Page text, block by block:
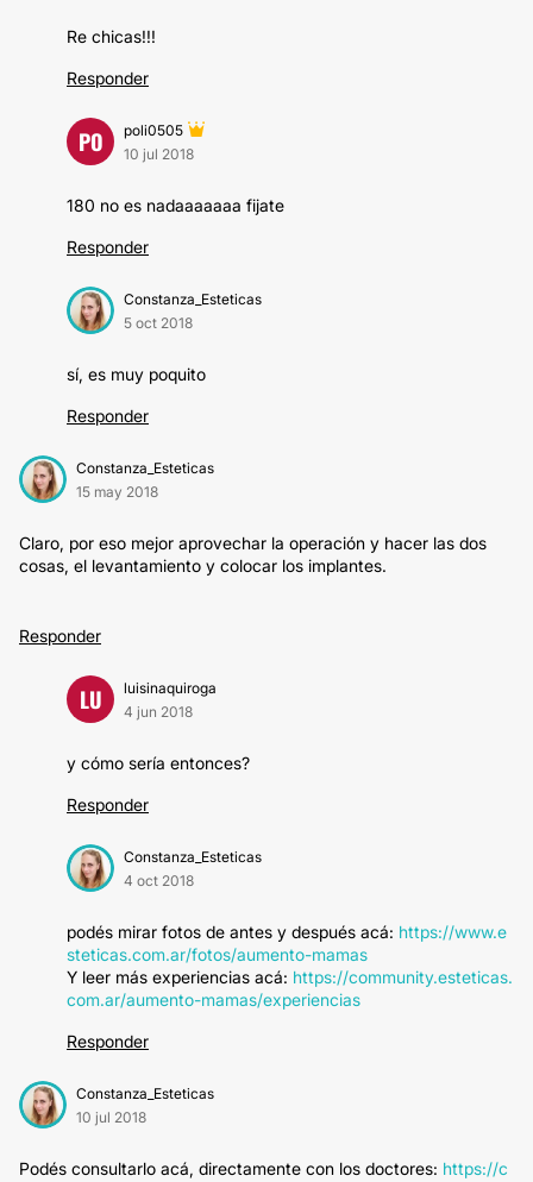
Re chicas!!!
Responder
PO
poli0505
10 jul 2018
180 no es nadaaaaaaa fijate
Responder
Constanza_Esteticas
5 oct 2018
sí, es muy poquito
Responder
Constanza_Esteticas
15 may 2018
Claro, por eso mejor aprovechar la operación y hacer las dos
cosas, el levantamiento y colocar los implantes.
Responder
LU
luisinaquiroga
4 jun 2018
y cómo sería entonces?
Responder
Constanza_Esteticas
4 oct 2018
podés mirar fotos de antes y después acá: https://www.e
steticas.com.ar/fotos/aumento-mamas
Y leer más experiencias acá: https://community.esteticas.
com.ar/aumento-mamas/experiencias
Responder
Constanza_Esteticas
10 jul 2018
Podés consultarlo acá, directamente con los doctores: https://c